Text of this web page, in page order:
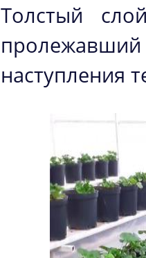
Толстый
пролежавший
наступления